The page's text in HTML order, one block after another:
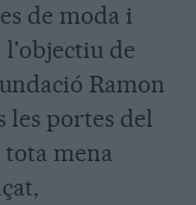
de moda i
l'objectiu de
Ramon
les portes del
mena